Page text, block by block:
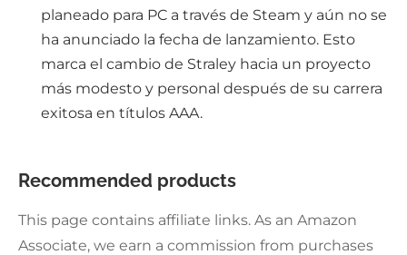
planeado para PC a través de Steam y aún no se
ha anunciado la fecha de lanzamiento. Esto
marca el cambio de Straley hacia un proyecto
más modesto y personal después de su carrera
exitosa en títulos AAA.
Recommended products
This page contains affiliate links. As an Amazon
Associate, we earn a commission from purchases